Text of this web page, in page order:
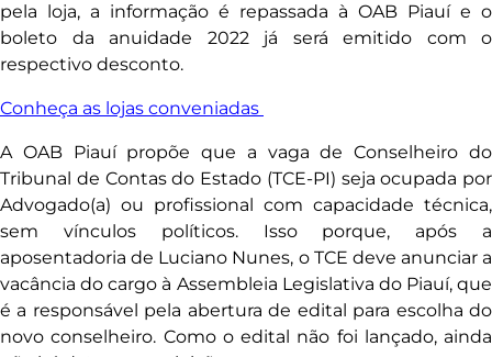
pela loja, a informação é repassada à OAB Piauí e o
boleto da anuidade 2022 já será emitido com o
respectivo desconto.
Conheça as lojas conveniadas
A OAB Piauí propõe que a vaga de Conselheiro do
Tribunal de Contas do Estado (TCE-PI) seja ocupada por
Advogado(a) ou profissional com capacidade técnica,
sem vínculos políticos. Isso porque, após a
aposentadoria de Luciano Nunes, o TCE deve anunciar a
vacância do cargo à Assembleia Legislativa do Piauí, que
é a responsável pela abertura de edital para escolha do
novo conselheiro. Como o edital não foi lançado, ainda